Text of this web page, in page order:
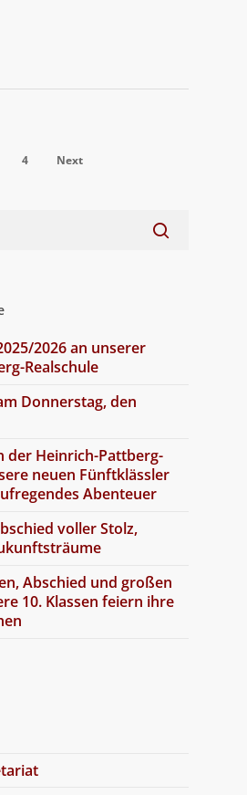
4 Next
2026 an unserer
Realschule
Donnerstag, den
der Heinrich-Pattberg-
neuen Fünftklässler
Abenteuer
voller Stolz,
Abschied und großen
10. Klassen feiern ihre